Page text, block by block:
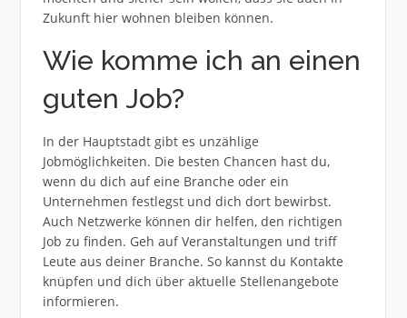
Zukunft hier wohnen bleiben können.
Wie komme ich an einen
guten Job?
In der Hauptstadt gibt es unzählige
Jobmöglichkeiten. Die besten Chancen hast du,
wenn du dich auf eine Branche oder ein
Unternehmen festlegst und dich dort bewirbst.
Auch Netzwerke können dir helfen, den richtigen
Job zu finden. Geh auf Veranstaltungen und triff
Leute aus deiner Branche. So kannst du Kontakte
knüpfen und dich über aktuelle Stellenangebote
informieren.